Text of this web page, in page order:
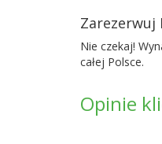
Zarezerwuj
Nie czekaj!
całej Polsce.
Opinie